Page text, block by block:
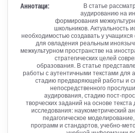
Аннотаци:
В статье
аудированию на
формирования
школьников. Актуальность
необходимостью создавать у
для овладения реальным
межкультурном пространстве на
стратегических целей
образования. В статье
работы с аутентичными текстами для
стадию предваряющей работы и
непосредственного
аудирования, стадию пост-
творческих заданий на основе
исследования: наукометрический
педагогическое
программ и стандартов, учебно-